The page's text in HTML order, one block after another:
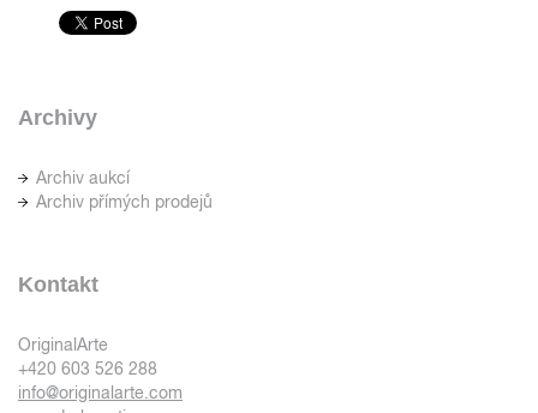
Archivy
Archiv aukcí
Archiv přímých prodejů
Kontakt
OriginalArte
+420 603 526 288
info@originalarte.com